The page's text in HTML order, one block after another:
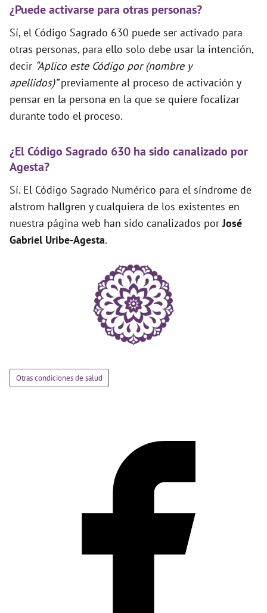
¿Puede activarse para otras personas?
Sí, el Código Sagrado 630 puede ser activado para
otras personas, para ello solo debe usar la intención,
decir “Aplico este Código por (nombre y
apellidos)”previamente al proceso de activación y
pensar en la persona en la que se quiere focalizar
durante todo el proceso.
¿El Código Sagrado 630 ha sido canalizado por
Agesta?
Sí. El Código Sagrado Numérico para el síndrome de
alstrom hallgren y cualquiera de los existentes en
nuestra página web han sido canalizados porJosé
Gabriel Uribe-Agesta.
Otras condiciones de salud